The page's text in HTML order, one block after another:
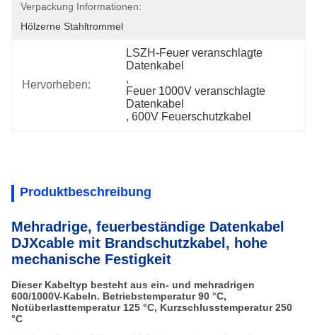
Verpackung Informationen:
Hölzerne Stahltrommel
Hervorheben:
LSZH-Feuer veranschlagte
Datenkabel
,
Feuer 1000V veranschlagte
Datenkabel
, 600V Feuerschutzkabel
Produktbeschreibung
Mehradrige, feuerbeständige Datenkabel
DJXcable mit Brandschutzkabel, hohe
mechanische Festigkeit
Dieser Kabeltyp besteht aus ein- und mehradrigen
600/1000V-Kabeln. Betriebstemperatur 90 °C,
Notüberlasttemperatur 125 °C, Kurzschlusstemperatur 250
°C